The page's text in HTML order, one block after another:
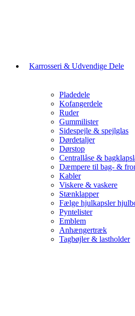
Karrosseri & Udvendige Dele
Pladedele
Kofangerdele
Ruder
Gummilister
Sidespejle & spejlglas
Dørdetaljer
Dørstop
Centrallåse &
Dæmpere til bag- &
Kabler
Viskere & vaskere
Stænklapper
Fælge hjulkapsler
Pyntelister
Emblem
Anhængertræk
Tagbøjler & lastholder